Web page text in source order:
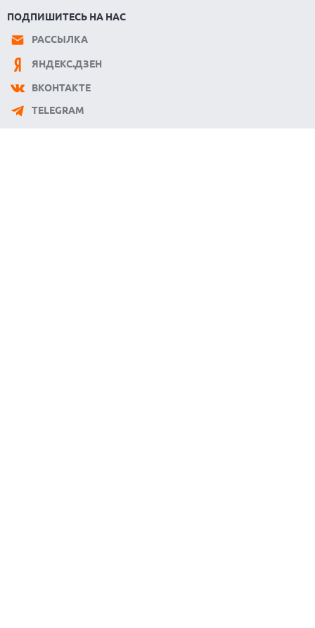
ПОДПИШИТЕСЬ НА НАС
РАССЫЛКА
ЯНДЕКС.ДЗЕН
ВКОНТАКТЕ
TELEGRAM